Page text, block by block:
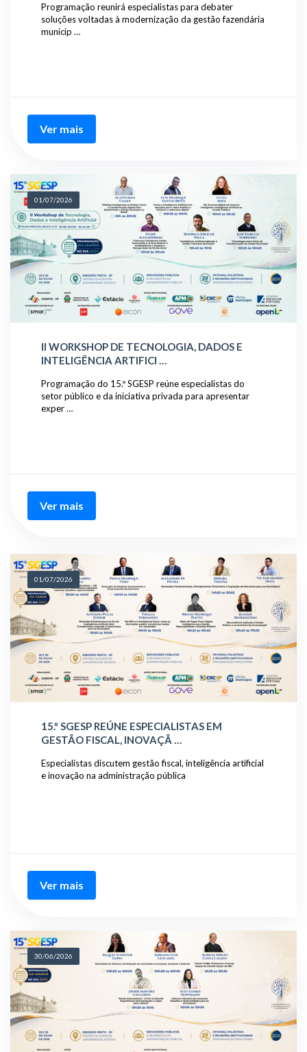
Programação reunirá especialistas para debater
soluções voltadas à modernização da gestão fazendária
municip …
Ver mais
01/07/2026
II WORKSHOP DE TECNOLOGIA, DADOS E
INTELIGÊNCIA ARTIFICI …
Programação do 15.º SGESP reúne especialistas do
setor público e da iniciativa privada para apresentar
exper …
Ver mais
01/07/2026
15.º SGESP REÚNE ESPECIALISTAS EM
GESTÃO FISCAL, INOVAÇÃ …
Especialistas discutem gestão fiscal, inteligência artificial
e inovação na administração pública
Ver mais
30/06/2026